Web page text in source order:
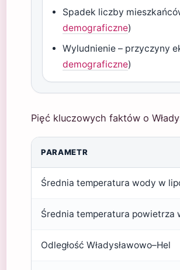
Spadek liczby
demograficzne)
Wyludnienie – przyczyny
demograficzne)
Pięć kluczowych faktów o
PARAMETR
Średnia temperatura wody w
Średnia temperatura powietrza
Odległość Władysławowo–Hel